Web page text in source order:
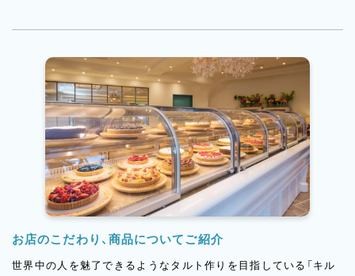
お店のこだわり、商品についてご紹介
世界中の人を魅了できるようなタルト作りを目指している「キル